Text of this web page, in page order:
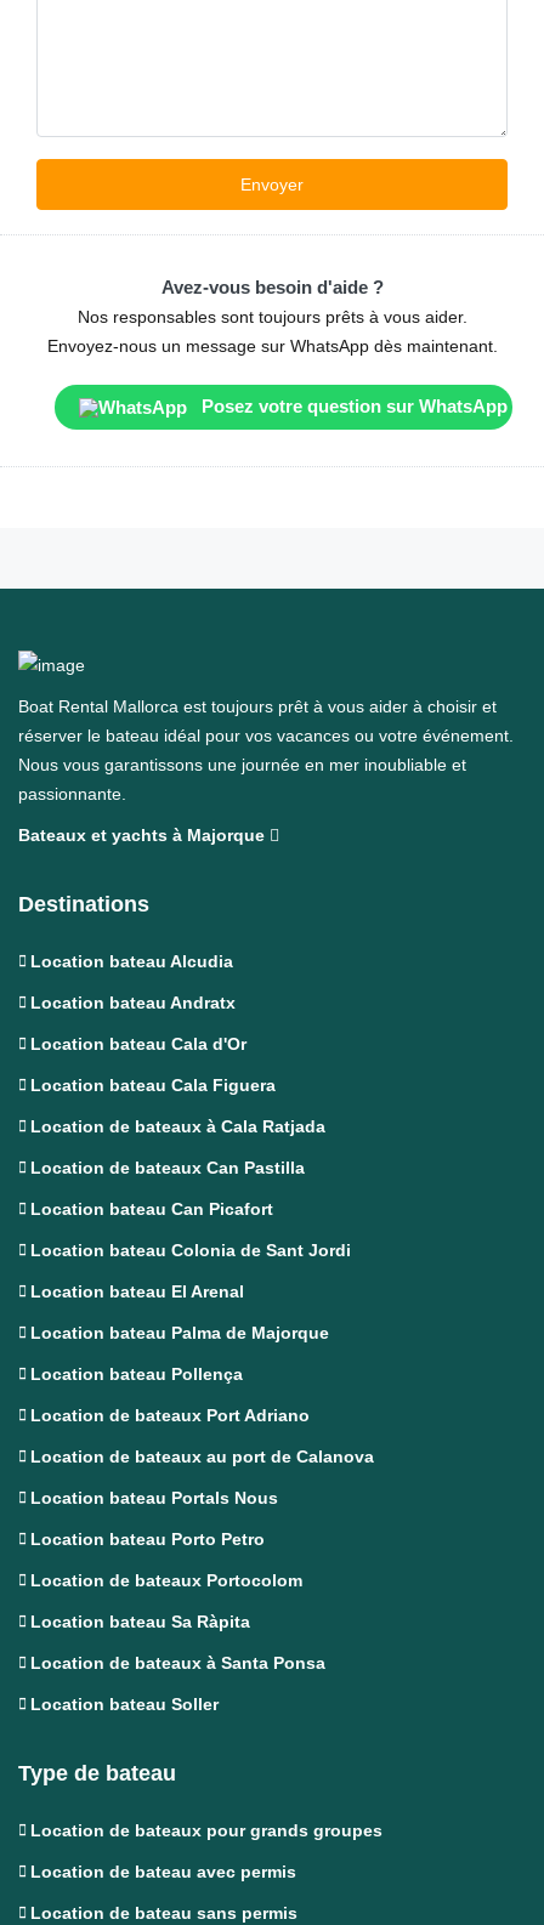
Avez-vous besoin d'aide ?
Nos responsables sont toujours prêts à vous aider.
Envoyez-nous un message sur WhatsApp dès maintenant.
Posez votre question sur WhatsApp
Boat Rental Mallorca est toujours prêt à vous aider à choisir et
réserver le bateau idéal pour vos vacances ou votre événement.
Nous vous garantissons une journée en mer inoubliable et
passionnante.
Bateaux et yachts à Majorque
Destinations
Location bateau Alcudia
Location bateau Andratx
Location bateau Cala d'Or
Location bateau Cala Figuera
Location de bateaux à Cala Ratjada
Location de bateaux Can Pastilla
Location bateau Can Picafort
Location bateau Colonia de Sant Jordi
Location bateau El Arenal
Location bateau Palma de Majorque
Location bateau Pollença
Location de bateaux Port Adriano
Location de bateaux au port de Calanova
Location bateau Portals Nous
Location bateau Porto Petro
Location de bateaux Portocolom
Location bateau Sa Ràpita
Location de bateaux à Santa Ponsa
Location bateau Soller
Type de bateau
Location de bateaux pour grands groupes
Location de bateau avec permis
Location de bateau sans permis